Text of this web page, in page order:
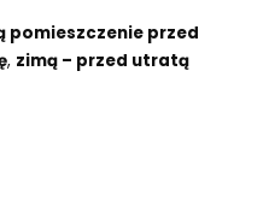
pomieszczenie przed
, zimą – przed utratą